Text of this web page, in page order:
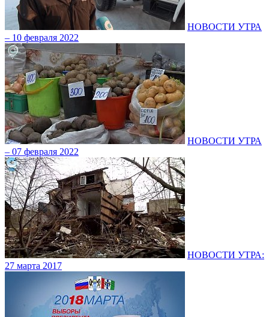
НОВОСТИ УТРА
– 10 февраля 2022
НОВОСТИ УТРА
– 07 февраля 2022
НОВОСТИ УТРА:
27 марта 2017